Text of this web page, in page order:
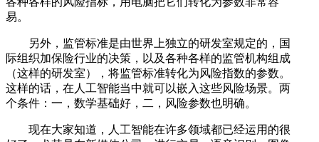
易。
另外，监管标准是由世界上独立的研发室规定的，国
际组织加保险行业的决策，以及各种各样的监管机构组成
（这样的研发室），将监管标准转化为风险指数的参数。
这样的话，在人工智能当中就可以嵌入这些风险场景。两
个条件：一，数学基础好，二，风险参数也明确。
现在大家知道，人工智能在许多领域都已经运用的很